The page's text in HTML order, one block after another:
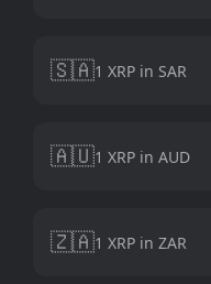
🇸🇦1 XRP in SAR
🇦🇺1 XRP in AUD
🇿🇦1 XRP in ZAR